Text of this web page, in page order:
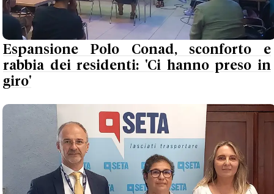
Espansione Polo Conad, sconforto e
rabbia dei residenti: 'Ci hanno preso in
giro'